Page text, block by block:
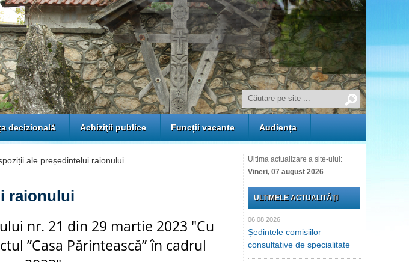
decizională Achiziţii publice Funcții vacante Audiența
ale președintelui raionului
raionului
nr. 21 din 29 martie 2023 "Cu
”Casa Părintească” în cadrul
Ultima actualizare a site-ului:
Vineri, 07 august 2026
ULTIMELE ACTUALITĂŢI
06.08.2026
Ședințele comisiilor
consultative de specialitate